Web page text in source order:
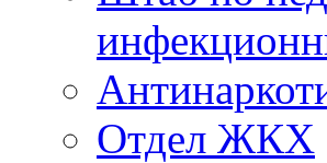
Отдел ЖКХ